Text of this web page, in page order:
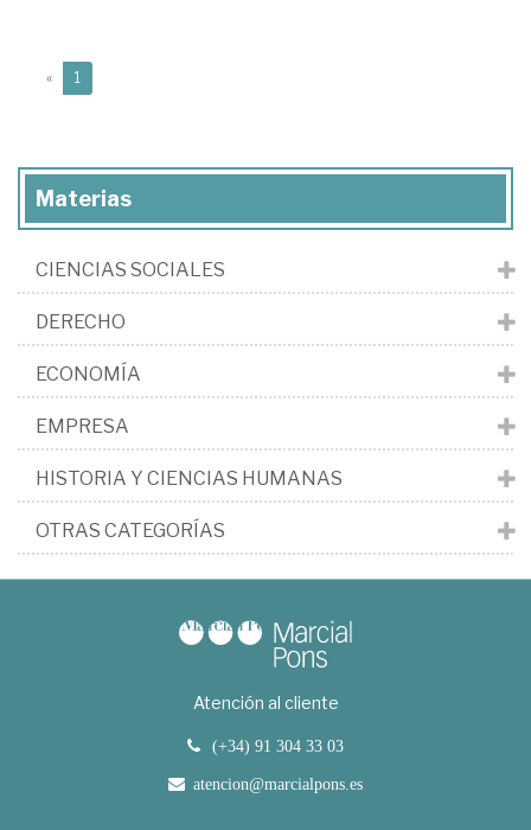
« 1
Materias
CIENCIAS SOCIALES
DERECHO
ECONOMÍA
EMPRESA
HISTORIA Y CIENCIAS HUMANAS
OTRAS CATEGORÍAS
Atención al cliente
(+34) 91 304 33 03
atencion@marcialpons.es